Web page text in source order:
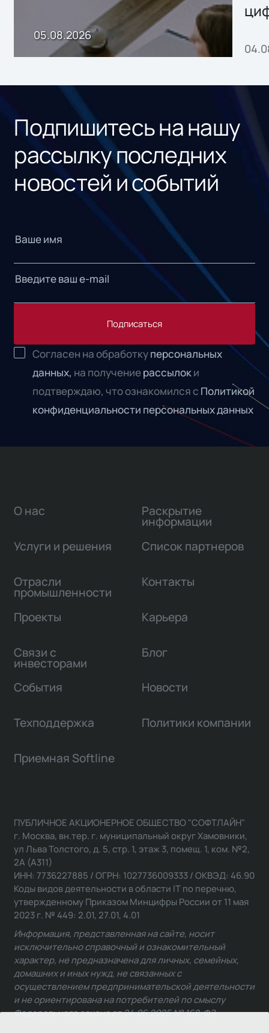
05.08.2026
Подпишитесь на нашу
рассылку последних
новостей и событий
Подписаться
Согласен на обработкуперсональных
данных, на получениерассылоки
подтверждаю, что ознакомился с Политикой
конфиденциальности персональных данных
О нас
Услуги и решения
Отрасли
промышленности
Проекты
Связи с
инвесторами
Раскрытие
информации
Список партнеров
Контакты
Карьера
Блог
События Новости
Техподдержка Политики компании
Приемная Softline
ПУБЛИЧНОЕ АКЦИОНЕРНОЕ ОБЩЕСТВО "СОФТЛАЙН"
г. Москва, вн.тер. г. муниципальный округ Хамовники,
ул Льва Толстого, д. 5, стр. 1, этаж 3, помещ. 1, ком. №2,
2А (А311)
ИНН: 7736227885 / ОГРН: 1027736009333 / ОКВЭД: 46.90
Коды видов деятельности в области IT по перечню,
утвержденному Приказом Минцифры России от 11 мая
2023 г. № 449: 2.01, 27.01, 4.01
Информация, представленная на сайте, носит
исключительно справочный и ознакомительный
характер, не предназначена для личных, семейных,
домашних и иных нужд, не связанных с
осуществлением предпринимательской деятельности
и не ориентирована на потребителей по смыслу
Федерального закона от 24.06.2025 № 168-ФЗ.